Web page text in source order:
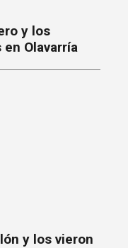
y los
Olavarría
y los vieron